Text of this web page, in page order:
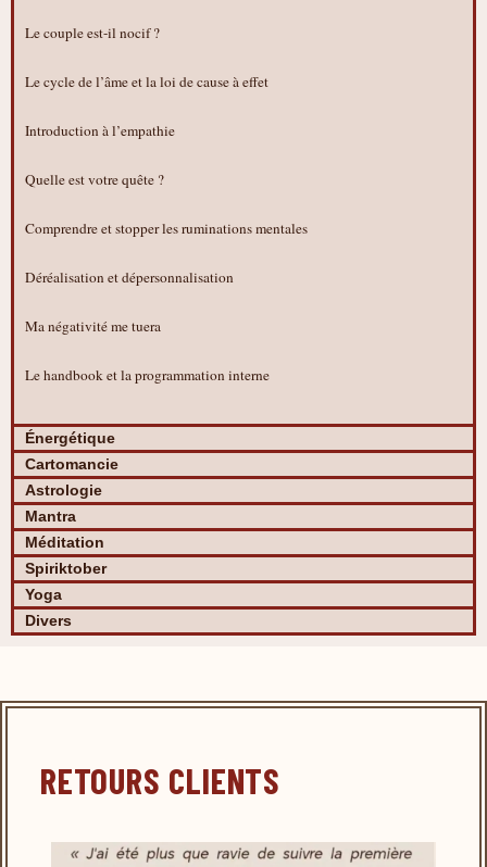
Le couple est-il nocif ?
Le cycle de l’âme et la loi de cause à effet
Introduction à l’empathie
Quelle est votre quête ?
Comprendre et stopper les ruminations mentales
Déréalisation et dépersonnalisation
Ma négativité me tuera
Le handbook et la programmation interne
Énergétique
Cartomancie
Astrologie
Mantra
Méditation
Spiriktober
Yoga
Divers
RETOURS CLIENTS